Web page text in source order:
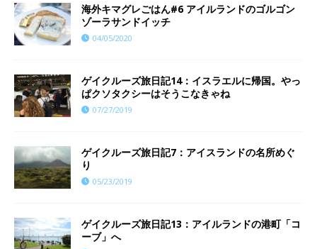
海外キマグレごはん#6 アイルランドのゴルゴン
ゾーラサンドイッチ
04/05/2020
ゲイクルーズ旅日記14：イスラエルに帰国。やっ
ぱクソタクシーはそうこなきゃね
07/27/2019
ゲイクルーズ旅日記7：アイスランドの名所めぐ
り
05/23/2019
ゲイクルーズ旅日記13：アイルランドの港町「コ
ーブ」へ